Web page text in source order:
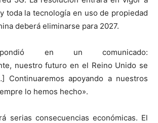
toda la tecnología en uso de propiedad
deberá eliminarse para 2027.
en un comunicado:
nuestro futuro en el Reino Unido se
Continuaremos apoyando a nuestros
lo hemos hecho».
serias consecuencias económicas. El